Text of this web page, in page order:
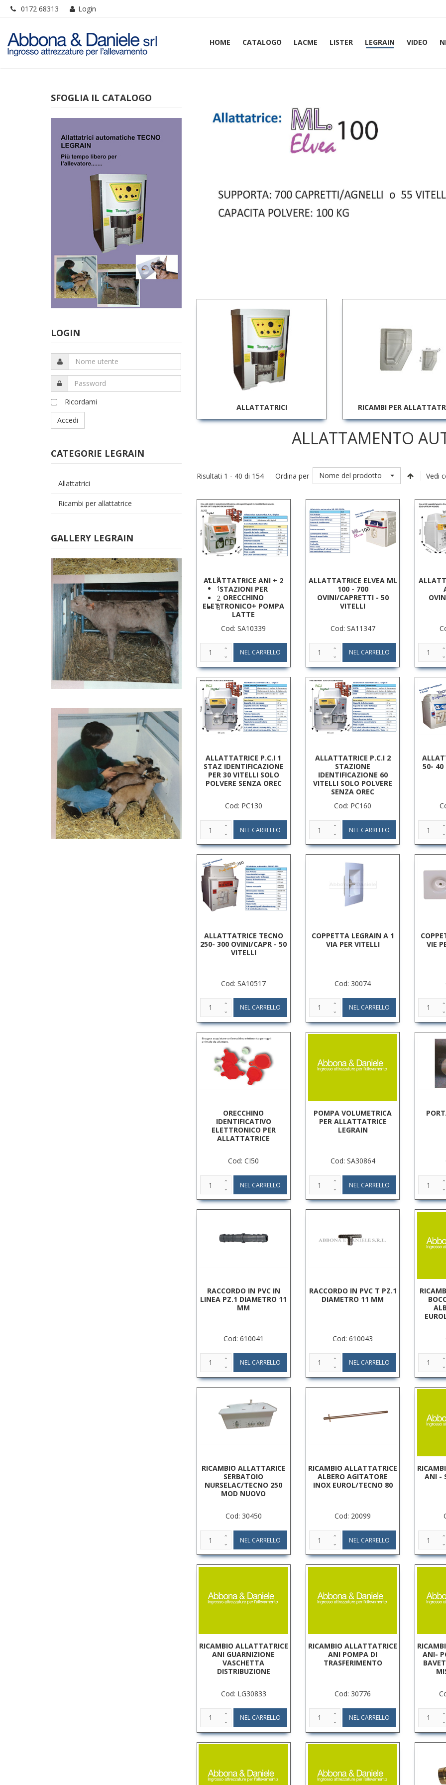
0172 68313 Login
HOME CATALOGO LACME LISTER LEGRAIN VIDEO
SFOGLIA IL CATALOGO
LOGIN
Nome
utente
Password
Ricordami
Accedi
CATEGORIE LEGRAIN
Allattatrici
Ricambi per allattatrice
GALLERY LEGRAIN
0
1
2
3
ALLATTATRICI RICAMBI PER
ALLATTAMENTO
Risultati 1 - 40 di 154 Ordina per Nome del prodotto Vedi
ALLATTATRICE ANI + 2
STAZIONI PER
ORECCHINO
ELETTRONICO+ POMPA
LATTE
Cod: SA10339
ALLATTATRICE ELVEA ML
100 - 700
OVINI/CAPRETTI - 50
VITELLI
Cod: SA11347
ALLATTATRICE P.C.I 1
STAZ IDENTIFICAZIONE
PER 30 VITELLI SOLO
POLVERE SENZA OREC
Cod: PC130
ALLATTATRICE P.C.I 2
STAZIONE
IDENTIFICAZIONE 60
VITELLI SOLO POLVERE
SENZA OREC
Cod: PC160
50- 40
ALLATTATRICE TECNO
250- 300 OVINI/CAPR - 50
VITELLI
Cod: SA10517
COPPETTA LEGRAIN A 1
VIA PER VITELLI
Cod: 30074
VIE
ORECCHINO
IDENTIFICATIVO
ELETTRONICO PER
ALLATTATRICE
Cod: CI50
POMPA VOLUMETRICA
PER ALLATTATRICE
LEGRAIN
Cod: SA30864
RACCORDO IN PVC IN
LINEA PZ.1 DIAMETRO 11
MM
Cod: 610041
RACCORDO IN PVC T PZ.1
DIAMETRO 11 MM
Cod: 610043
RICAMBIO ALLATTARICE
SERBATOIO
NURSELAC/TECNO 250
MOD NUOVO
Cod: 30450
RICAMBIO ALLATTATRICE
ALBERO AGITATORE
INOX EUROL/TECNO 80
Cod: 20099
ANI -
RICAMBIO ALLATTATRICE
ANI GUARNIZIONE
VASCHETTA
DISTRIBUZIONE
Cod: LG30833
RICAMBIO ALLATTATRICE
ANI POMPA DI
TRASFERIMENTO
Cod: 30776
ANI-